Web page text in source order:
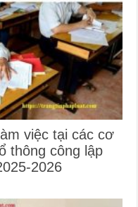
việc tại các cơ
thông công lập
2026